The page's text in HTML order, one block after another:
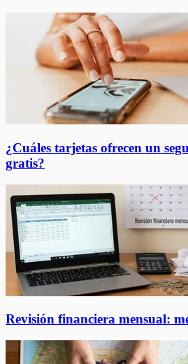
¿Cuáles tarjetas ofrecen un
gratis?
Revisión financiera mensual: